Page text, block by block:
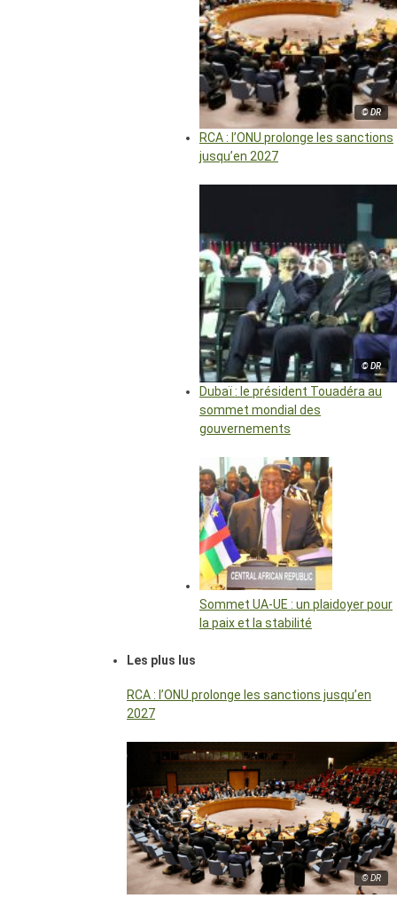
© DR
RCA : l’ONU prolonge les sanctions
jusqu’en 2027
© DR
Dubaï : le président Touadéra au
sommet mondial des
gouvernements
Sommet UA-UE : un plaidoyer pour
la paix et la stabilité
Les plus lus
RCA : l’ONU prolonge les sanctions jusqu’en
2027
© DR